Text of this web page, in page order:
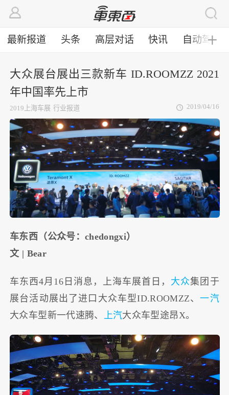
最新报道 头条 高层对话 快讯 自动驾驶
╋
大众展台展出三款新车 ID.ROOMZZ 2021
年中国率先上市
2019上海车展 行业报道 2019/04/16
车东西（公众号：chedongxi）
文 | Bear
车东西4月16日消息，上海车展首日， 大众集团于
展台活动展出了进口大众车型ID.ROOMZZ、一汽
大众车型新一代速腾、
上汽大众车型途昂X。